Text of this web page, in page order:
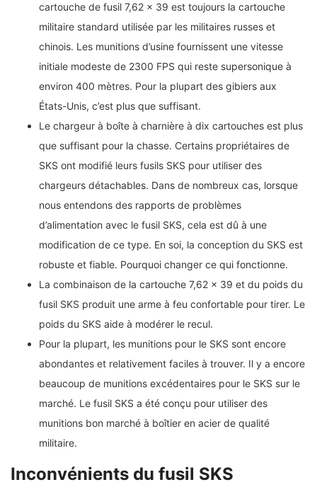
cartouche de fusil 7,62 × 39 est toujours la cartouche
militaire standard utilisée par les militaires russes et
chinois. Les munitions d’usine fournissent une vitesse
initiale modeste de 2300 FPS qui reste supersonique à
environ 400 mètres. Pour la plupart des gibiers aux
États-Unis, c’est plus que suffisant.
Le chargeur à boîte à charnière à dix cartouches est plus
que suffisant pour la chasse. Certains propriétaires de
SKS ont modifié leurs fusils SKS pour utiliser des
chargeurs détachables. Dans de nombreux cas, lorsque
nous entendons des rapports de problèmes
d’alimentation avec le fusil SKS, cela est dû à une
modification de ce type. En soi, la conception du SKS est
robuste et fiable. Pourquoi changer ce qui fonctionne.
La combinaison de la cartouche 7,62 × 39 et du poids du
fusil SKS produit une arme à feu confortable pour tirer. Le
poids du SKS aide à modérer le recul.
Pour la plupart, les munitions pour le SKS sont encore
abondantes et relativement faciles à trouver. Il y a encore
beaucoup de munitions excédentaires pour le SKS sur le
marché. Le fusil SKS a été conçu pour utiliser des
munitions bon marché à boîtier en acier de qualité
militaire.
Inconvénients du fusil SKS